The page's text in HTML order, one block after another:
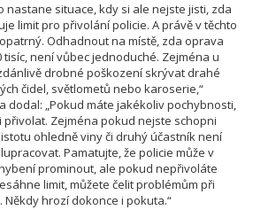
nastane situace, kdy si ale nejste jisti, zda
limit pro přivolání policie. A právě v těchto
Odhadnout na místě, zda oprava
tisíc, není vůbec jednoduché. Zejména u
drobné poškození skrývat drahé
čidel, světlometů nebo karoserie,“
dodal: „Pokud máte jakékoliv pochybnosti,
přivolat. Zejména pokud nejste schopni
ohledně viny či druhý účastník není
Pamatujte, že policie může v
prominout, ale pokud nepřivoláte
limit, můžete čelit problémům při
hrozí dokonce i pokuta.“